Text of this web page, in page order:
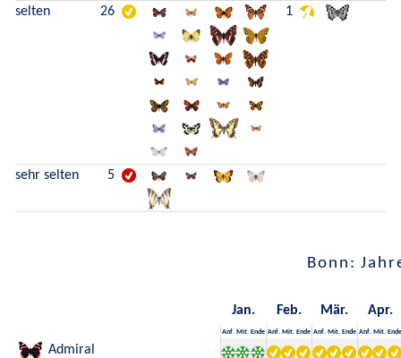
selten 26 1
sehr selten 5
Bonn:
Jan. Feb. Mär. Apr.
Anf. Mit. Ende Anf. Mit. Ende Anf. Mit. Ende Anf. Mit. Ende
Admiral